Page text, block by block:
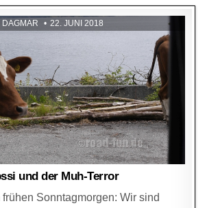
DAGMAR 22. JUNI 2018
und der Muh-Terror
Sonntagmorgen: Wir sind